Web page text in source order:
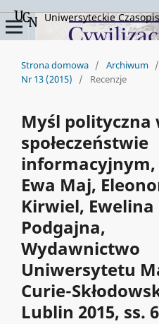
Uniwersyteckie
Strona domowa / Archiwum /
Nr 13 (2015)
/ Recenzje
Myśl polityczna
społeczeństwie
informacyjnym,
Ewa Maj,
Kirwiel, Ewelina
Podgajna,
Wydawnictwo
Uniwersytetu
Curie-
Lublin 2015, ss.